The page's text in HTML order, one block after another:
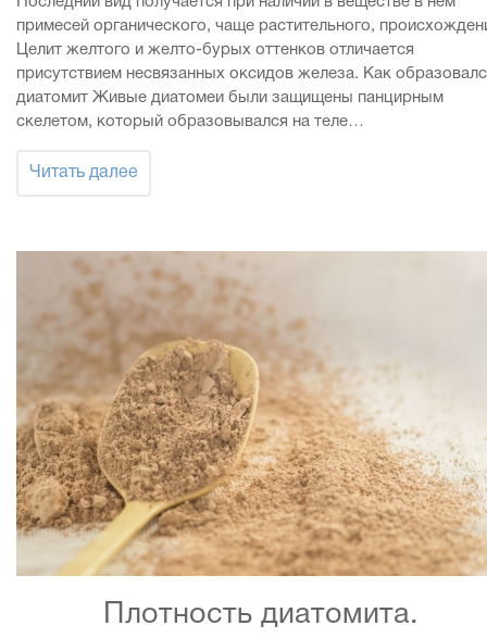
примесей органического, чаще растительного,
Целит желтого и желто-бурых оттенков отличается
присутствием несвязанных оксидов железа. Как
диатомит Живые диатомеи были защищены панцирным
скелетом, который образовывался на теле…
Читать далее
Плотность диатомита.